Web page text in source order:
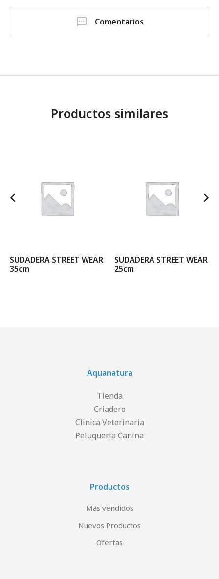
Comentarios
Productos similares
SUDADERA STREET WEAR
35cm
SUDADERA STREET WEAR
25cm
Aquanatura
Tienda
Criadero
Clinica Veterinaria
Peluqueria Canina
Productos
Más vendidos
Nuevos Productos
Ofertas